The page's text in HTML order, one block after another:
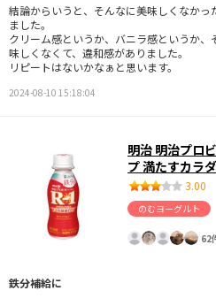
結論からいうと、そんなに美味しくなかっ
ました。
クリーム感というか、バニラ感というか、
味しくなくて、違和感がありました。
リピートはないかなぁと思います。
2024-08-10 15:18:04
明治 明治プロ
プ 満たすカラ
3.00
のむヨーグルト
62
鉄分補給に